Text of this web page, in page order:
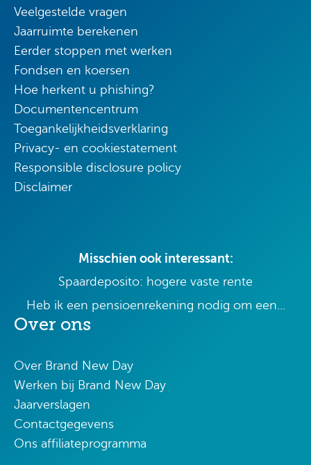
Veelgestelde vragen
Jaarruimte berekenen
Eerder stoppen met werken
Fondsen en koersen
Hoe herkent u phishing?
Documentencentrum
Toegankelijkheidsverklaring
Privacy- en cookiestatement
Responsible disclosure policy
Disclaimer
Misschien ook interessant:
Spaardeposito: hogere vaste rente
Heb ik een pensioenrekening nodig om een...
Over ons
Over Brand New Day
Werken bij Brand New Day
Jaarverslagen
Contactgegevens
Ons affiliateprogramma